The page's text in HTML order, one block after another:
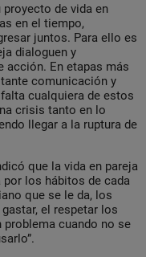
de vida en
en el tiempo,
juntos. Para ello es
dialoguen y
acción. En etapas más
comunicación y
cualquiera de estos
crisis tanto en lo
llegar a la ruptura de
que la vida en pareja
los hábitos de cada
que se le da, los
el respetar los
problema cuando no se